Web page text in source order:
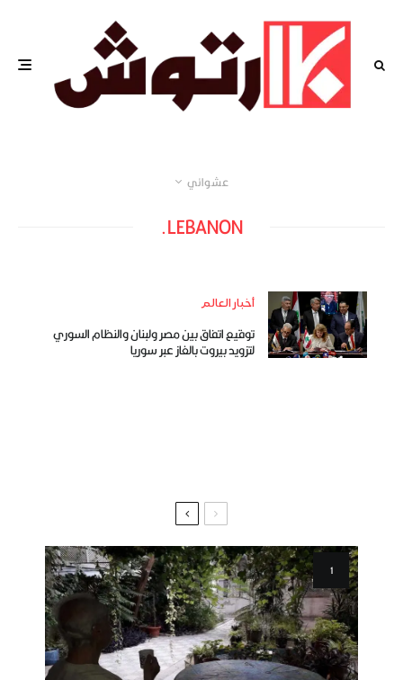
عشوائي
LEBANON.
أخبار العالم
توقيع اتفاق بين مصر ولبنان والنظام السوري
لتزويد بيروت بالغاز عبر سوريا